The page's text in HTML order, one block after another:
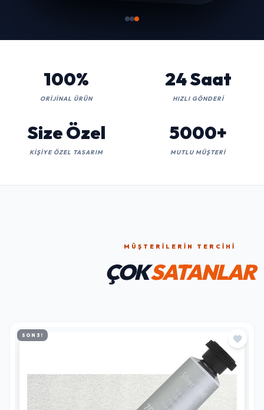
100%
ORIJINAL ÜRÜN
24 Saat
HIZLI GÖNDERI
Size Özel
KIŞIYE ÖZEL TASARIM
5000+
MUTLU MÜŞTERI
MÜŞTERILERIN TERCIHI
ÇOKSATANLAR
SON 3!